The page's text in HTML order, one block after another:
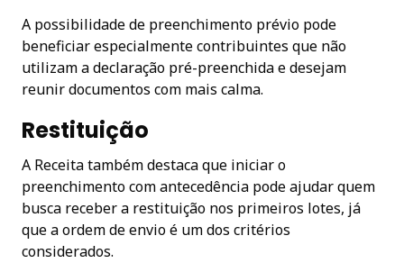
A possibilidade de preenchimento prévio pode
beneficiar especialmente contribuintes que não
utilizam a declaração pré-preenchida e desejam
reunir documentos com mais calma.
Restituição
A Receita também destaca que iniciar o
preenchimento com antecedência pode ajudar quem
busca receber a restituição nos primeiros lotes, já
que a ordem de envio é um dos critérios
considerados.